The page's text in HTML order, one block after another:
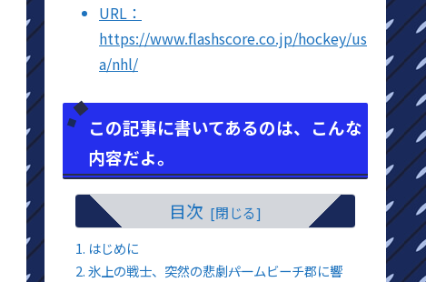
URL：
https://www.flashscore.co.jp/hockey/us
a/nhl/
この記事に書いてあるのは、こんな
内容だよ。
目次
はじめに
氷上の戦士、突然の悲劇――パームビーチ郡に響